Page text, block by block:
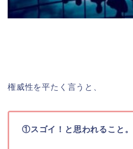
権威性を平たく言うと、
①スゴイ！と思われること。